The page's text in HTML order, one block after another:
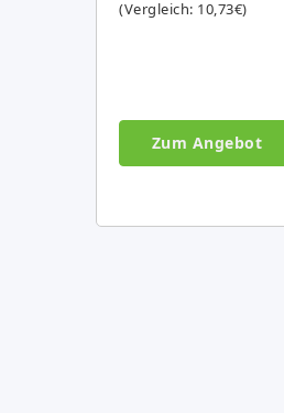
Zum Angebot